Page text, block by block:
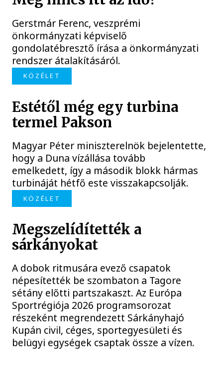
Gerstmár Ferenc, veszprémi
önkormányzati képviselő
gondolatébresztő írása a önkormányzati
rendszer átalakításáról.
KÖZÉLET
Estétől még egy turbina
termel Pakson
Magyar Péter miniszterelnök bejelentette,
hogy a Duna vízállása tovább
emelkedett, így a második blokk hármas
turbináját hétfő este visszakapcsolják.
KÖZÉLET
Megszelídítették a
sárkányokat
A dobok ritmusára evező csapatok
népesítették be szombaton a Tagore
sétány előtti partszakaszt. Az Európa
Sportrégiója 2026 programsorozat
részeként megrendezett Sárkányhajó
Kupán civil, céges, sportegyesületi és
belügyi egységek csaptak össze a vízen.